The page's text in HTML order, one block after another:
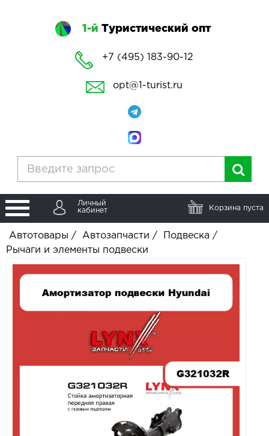
1-й Туристический опт
+7 (495) 183-90-12
opt@1-turist.ru
Личный
кабинет
Корзина пуста
Автотовары / Автозапчасти / Подвеска /
Рычаги и элементы подвески